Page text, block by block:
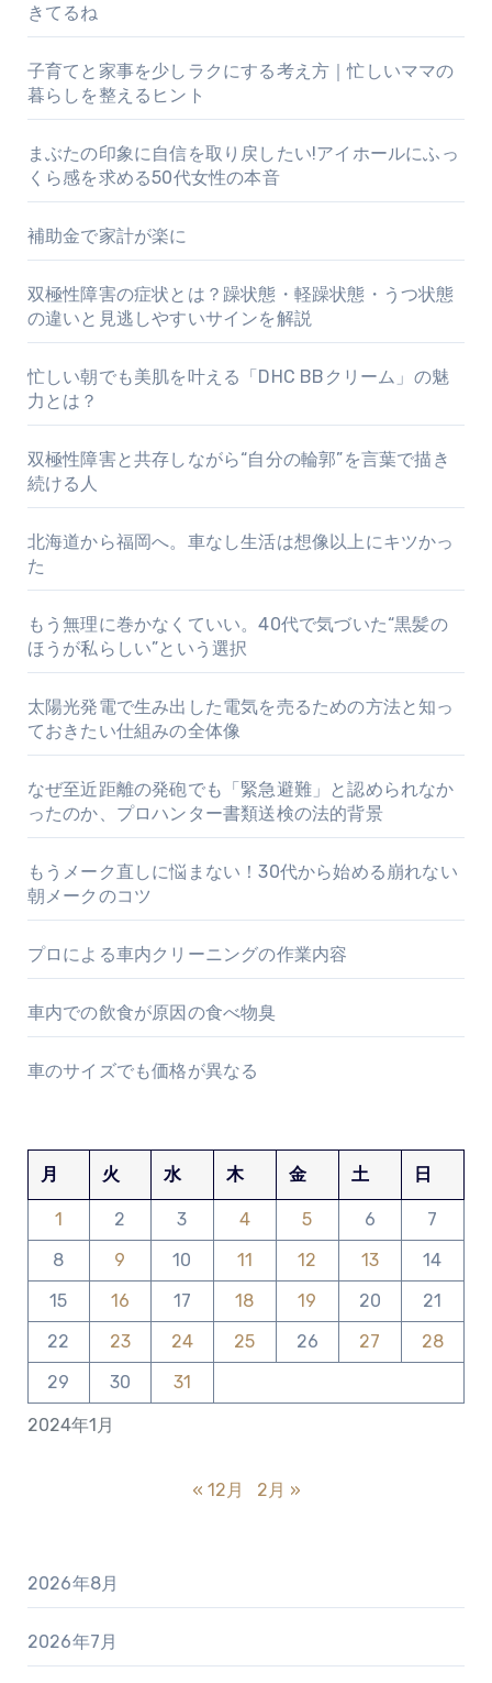
きてるね
子育てと家事を少しラクにする考え方｜忙しいママの
暮らしを整えるヒント
まぶたの印象に自信を取り戻したい!アイホールにふっ
くら感を求める50代女性の本音
補助金で家計が楽に
双極性障害の症状とは？躁状態・軽躁状態・うつ状態
の違いと見逃しやすいサインを解説
忙しい朝でも美肌を叶える「DHC BBクリーム」の魅
力とは？
双極性障害と共存しながら“自分の輪郭”を言葉で描き
続ける人
北海道から福岡へ。車なし生活は想像以上にキツかっ
た
もう無理に巻かなくていい。40代で気づいた“黒髪の
ほうが私らしい”という選択
太陽光発電で生み出した電気を売るための方法と知っ
ておきたい仕組みの全体像
なぜ至近距離の発砲でも「緊急避難」と認められなか
ったのか、プロハンター書類送検の法的背景
もうメーク直しに悩まない！30代から始める崩れない
朝メークのコツ
プロによる車内クリーニングの作業内容
車内での飲食が原因の食べ物臭
車のサイズでも価格が異なる
2024年1月
月 火 水 木 金 土 日
1 2 3 4 5 6
7
8
9 10 11 12 13
14
15
16 17 18 19 20
21
22
23 24 25 26 27
28
29
30 31
« 12月 2月 »
2026年8月
2026年7月